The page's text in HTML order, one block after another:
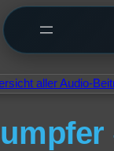
aller Audio-